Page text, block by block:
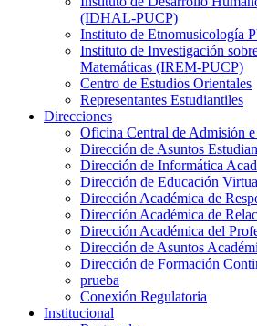
(IDHAL-PUCP)
Instituto de Etnomusicología
Instituto de Investigación
Matemáticas (IREM-PUCP)
Centro de Estudios Orientales
Representantes Estudiantiles
Direcciones
Oficina Central de Admisión
Dirección de Asuntos
Dirección de Informática
Dirección de Educación
Dirección Académica de
Dirección Académica de
Dirección Académica del
Dirección de Asuntos
Dirección de Formación
prueba
Conexión Regulatoria
Institucional